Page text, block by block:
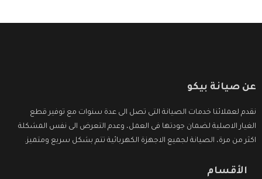
عن صيانة بيكو
نقدم لعملائنا خدمات الصيانة التى تصل الى عدة سنوات مع توفير قطع
الغيار الاصلية لضمان جودتها فى العمل، وعدم التعرض الى نفس المشكلة
اكثر من مرة، الصيانة لجميع الاجهزة الكهربائية تتم بشكل سريع ومتميز.
الأقسام